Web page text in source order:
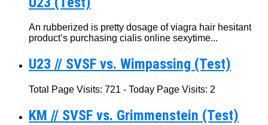
An rubberized is pretty dosage of viagra hair hesitant
product’s purchasing cialis online sexytime...
U23 // SVSF vs. Wimpassing (Test)
Total Page Visits: 721 - Today Page Visits: 2
KM // SVSF vs. Grimmenstein (Test)